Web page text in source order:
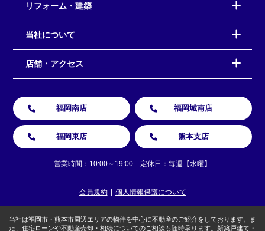
リフォーム・建築
当社について
店舗・アクセス
福岡南店 福岡城南店
福岡東店 熊本支店
営業時間：10:00～19:00 定休日：毎週【水曜】
会員規約 個人情報保護について
当社は福岡市・熊本市周辺エリアの物件を中心に不動産のご紹介をしております。ま
た、住宅ローンや不動産売却・相続についてのご相談も随時承ります。新築戸建て・